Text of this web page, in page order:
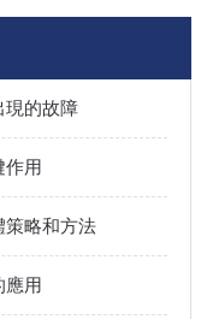
現的故障
作用
策略和方法
應用